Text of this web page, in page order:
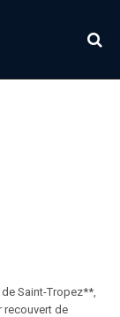
Saint-Tropez**,
recouvert de